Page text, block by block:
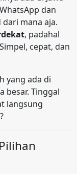
dan
mana aja.
, padahal
cepat, dan
yang ada di
besar. Tinggal
langsung